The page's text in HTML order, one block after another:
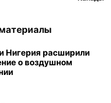
Нигерия расширили
о воздушном